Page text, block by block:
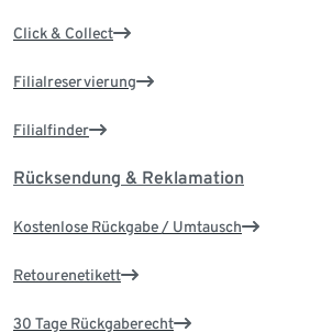
Click & Collect
Filialreservierung
Filialfinder
Rücksendung & Reklamation
Kostenlose Rückgabe / Umtausch
Retourenetikett
30 Tage Rückgaberecht